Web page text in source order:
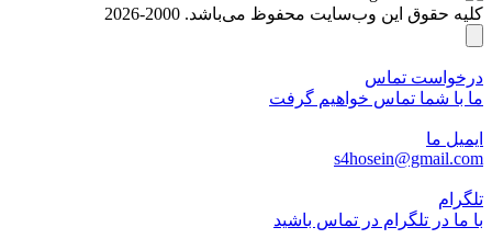
کلیه حقوق این وب‌سایت محفوظ می‌باشد. 2000-2026
درخواست تماس
ما با شما تماس خواهیم گرفت
ایمیل ما
s4hosein@gmail.com
تلگرام
با ما در تلگرام در تماس باشید